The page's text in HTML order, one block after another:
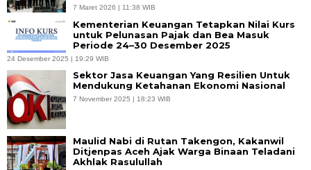
7 Maret 2026 | 11:38 WIB
Kementerian Keuangan Tetapkan Nilai Kurs
untuk Pelunasan Pajak dan Bea Masuk
Periode 24–30 Desember 2025
24 Desember 2025 | 19:29 WIB
Sektor Jasa Keuangan Yang Resilien Untuk
Mendukung Ketahanan Ekonomi Nasional
7 November 2025 | 18:23 WIB
Maulid Nabi di Rutan Takengon, Kakanwil
Ditjenpas Aceh Ajak Warga Binaan Teladani
Akhlak Rasulullah